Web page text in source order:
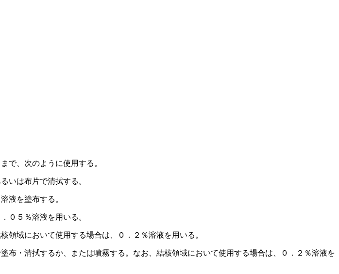
で、次のように使用する。
いは布片で清拭する。
液を塗布する。
０５％溶液を用いる。
域において使用する場合は、０．２％溶液を用いる。
・清拭するか、または噴霧する。なお、結核領域において使用する場合は、０．２％溶液を